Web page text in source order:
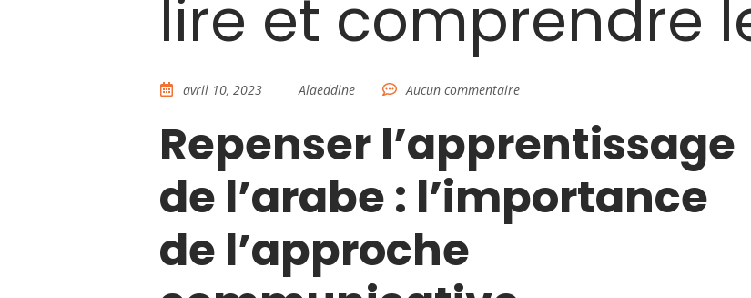
lire et comprendre
avril 10, 2023 Alaeddine Aucun commentaire
Repenser l’apprentissage
de l’arabe : l’importance
de l’approche